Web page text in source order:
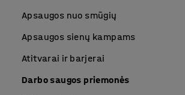
Apsaugos nuo smūgių
Apsaugos sienų kampams
Atitvarai ir barjerai
Darbo saugos priemonės